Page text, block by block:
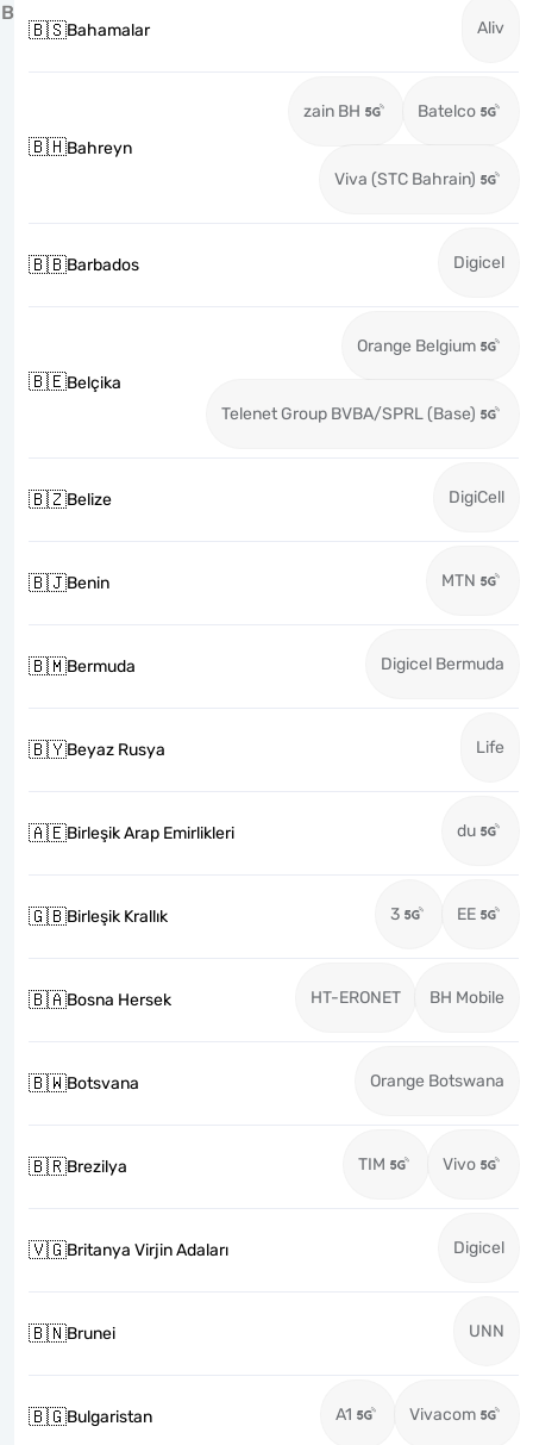
B
🇧🇸Bahamalar Aliv
🇧🇭Bahreyn
zain BH Batelco
Viva (STC Bahrain)
🇧🇧Barbados Digicel
🇧🇪Belçika
Orange Belgium
Telenet Group BVBA/SPRL (Base)
🇧🇿Belize DigiCell
🇧🇯Benin MTN
🇧🇲Bermuda Digicel Bermuda
🇧🇾Beyaz Rusya Life
🇦🇪Birleşik Arap Emirlikleri du
🇬🇧Birleşik Krallık 3 EE
🇧🇦Bosna Hersek HT-ERONET BH Mobile
🇧🇼Botsvana Orange Botswana
🇧🇷Brezilya TIM Vivo
🇻🇬Britanya Virjin Adaları Digicel
🇧🇳Brunei UNN
🇧🇬Bulgaristan A1 Vivacom